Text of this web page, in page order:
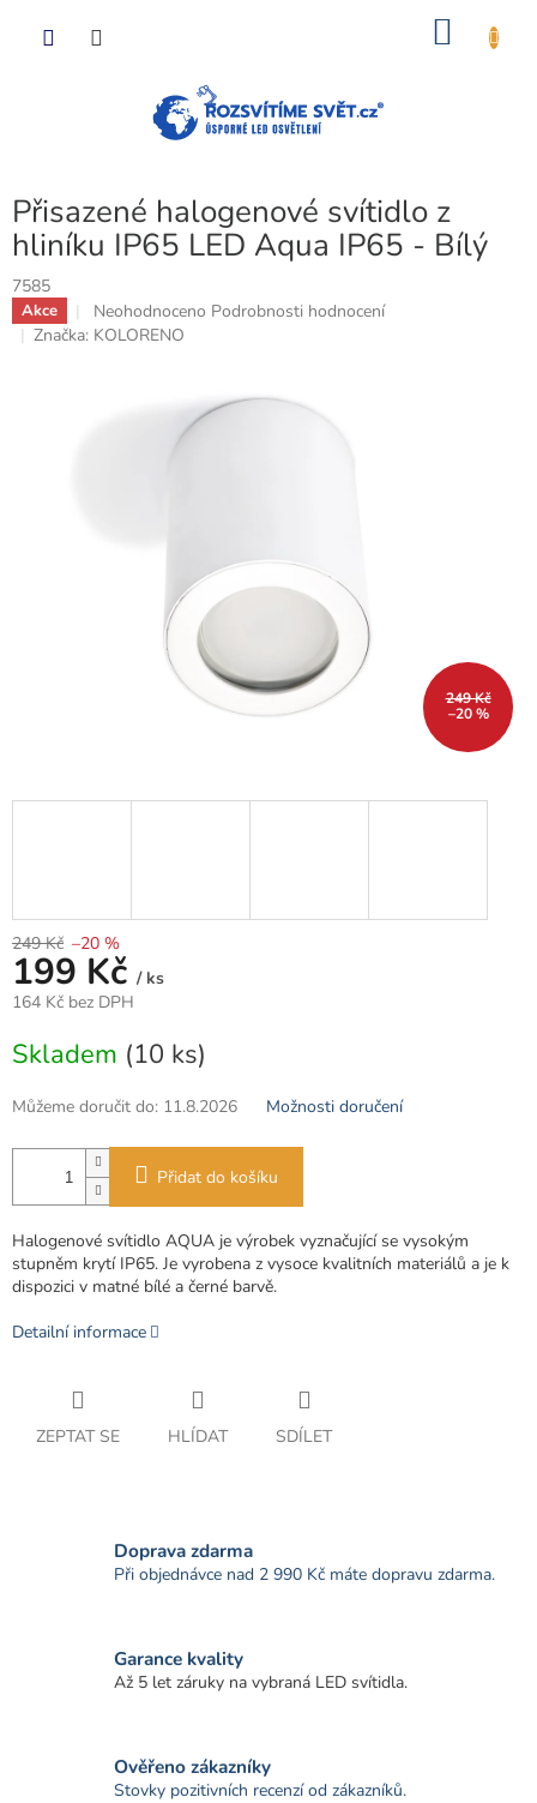
Přisazené halogenové svítidlo z
hliníku IP65 LED Aqua IP65 - Bílý
7585
Akce
Průměrné
hodnocení
Neohodnoceno Podrobnosti hodnocení
Značka: KOLORENO
249 Kč
–20 %
249 Kč –20 %
199 Kč / ks
164 Kč bez DPH
cena:
Skladem (10 ks)
Můžeme doručit do: 11.8.2026 Možnosti doručení
Přidat do košíku
Halogenové svítidlo AQUA je výrobek vyznačující se vysokým
stupněm krytí IP65. Je vyrobena z vysoce kvalitních materiálů a je k
dispozici v matné bílé a černé barvě.
Detailní informace
ZEPTAT SE HLÍDAT SDÍLET
Doprava zdarma
Při objednávce nad 2 990 Kč máte dopravu zdarma.
Garance kvality
Až 5 let záruky na vybraná LED svítidla.
Ověřeno zákazníky
Stovky pozitivních recenzí od zákazníků.